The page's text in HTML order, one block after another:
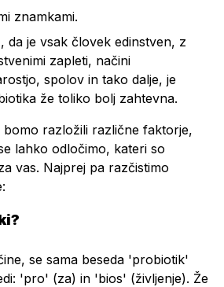
znamkami.
da je vsak človek edinstven, z
zapleti, načini
spolov in tako dalje, je
že toliko bolj zahtevna.
bomo razložili različne faktorje,
lahko odločimo, kateri so
vas. Najprej pa razčistimo
se sama beseda 'probiotik'
'pro' (za) in 'bios' (življenje). Že